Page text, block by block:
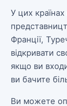
У цих
Франції,
відкривати
якщо ви
ви бачите
Ви можете